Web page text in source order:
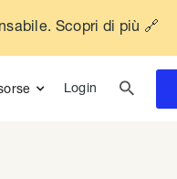
Scopri di più 🔗
Login 